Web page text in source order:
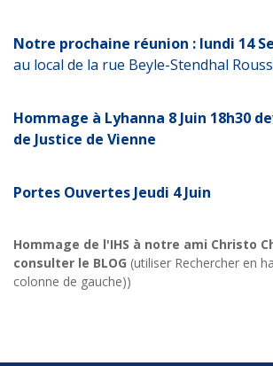
Notre prochaine réunion : lundi 14
au local de la rue Beyle-Stendhal
Hommage à Lyhanna 8 Juin 18h30
de Justice de Vienne
Portes Ouvertes Jeudi 4 Juin
Hommage de l'IHS à notre ami Christo
consulter le BLOG (utiliser Rechercher en
colonne de gauche))